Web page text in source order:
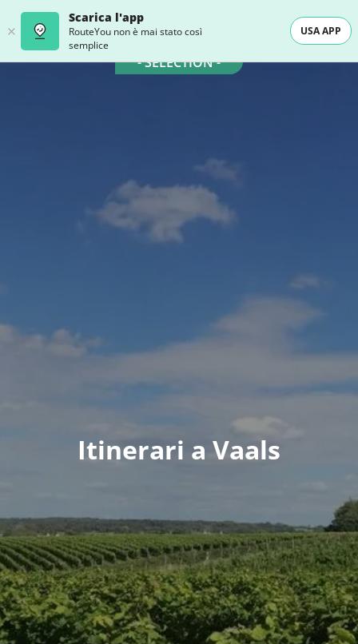
Scarica l'app
RouteYou non è mai stato così
semplice
USA APP
- SELECTION -
Itinerari a Vaals